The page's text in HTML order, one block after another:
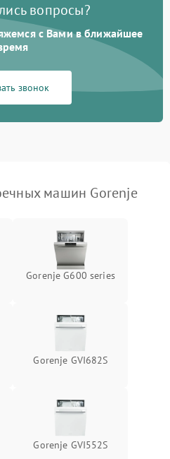
2100 ₽ Подробнее →
1700 ₽
вопросы?
с Вами в ближайшее
звонок
машин Gorenje
Gorenje G600 series
Gorenje GVI682S
Gorenje GVI552S